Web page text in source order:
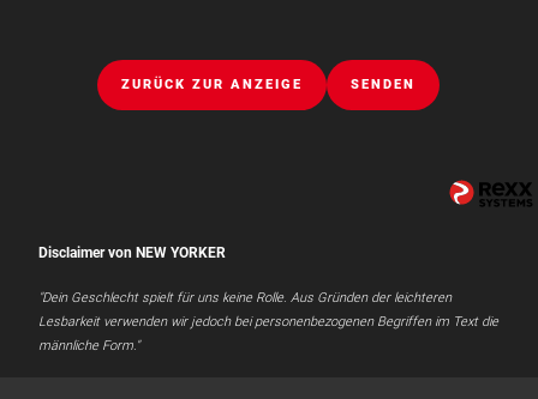
ZURÜCK ZUR ANZEIGE SENDEN
Disclaimer von NEW YORKER
"Dein Geschlecht spielt für uns keine Rolle. Aus Gründen der leichteren
Lesbarkeit verwenden wir jedoch bei personenbezogenen Begriffen im Text die
männliche Form."